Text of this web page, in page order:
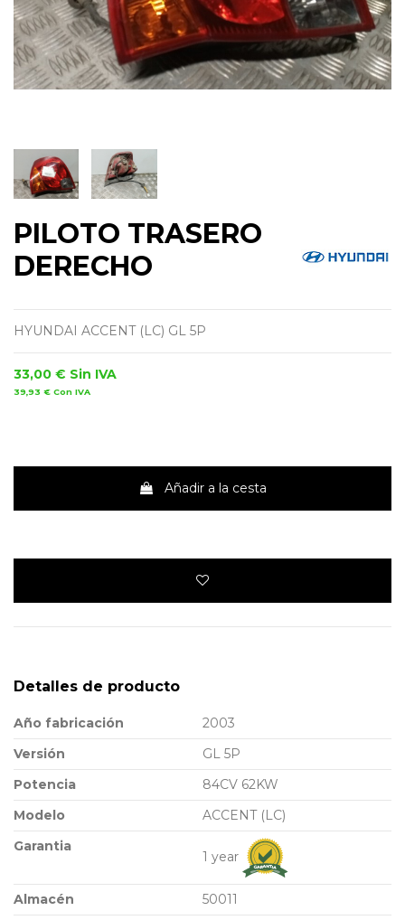
PILOTO TRASERO
DERECHO
HYUNDAI ACCENT (LC) GL 5P
33,00 € Sin IVA
39,93 € Con IVA
Añadir a la cesta
Detalles de producto
Año fabricación
2003
Versión
GL 5P
Potencia
84CV 62KW
Modelo
ACCENT (LC)
Garantia
1 year
Almacén
50011